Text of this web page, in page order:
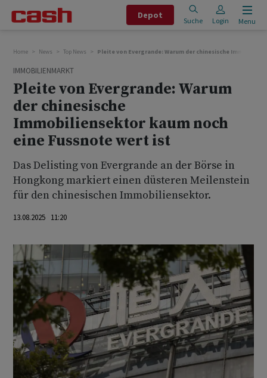
Depot
Suche Login Menu
Home News Top News Pleite von Evergrande: Warum der chinesische
IMMOBILIENMARKT
Pleite von Evergrande: Warum
der chinesische
Immobiliensektor kaum noch
eine Fussnote wert ist
Das Delisting von Evergrande an der Börse in
Hongkong markiert einen düsteren Meilenstein
für den chinesischen Immobiliensektor.
13.08.2025 11:20